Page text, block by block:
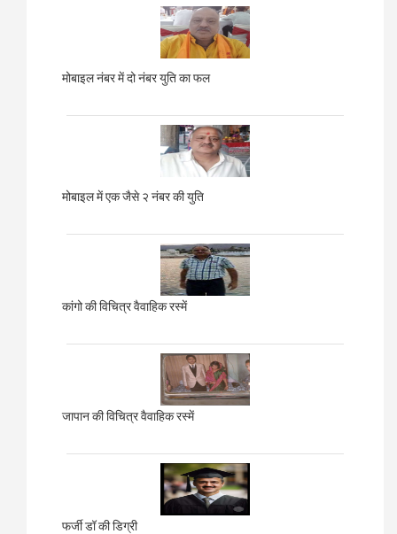
मोबाइल नंबर में दो नंबर युति का फल
मोबाइल में एक जैसे २ नंबर की युति
कांगो की विचित्र वैवाहिक रस्में
जापान की विचित्र वैवाहिक रस्में
फर्जी डॉ की डिग्री